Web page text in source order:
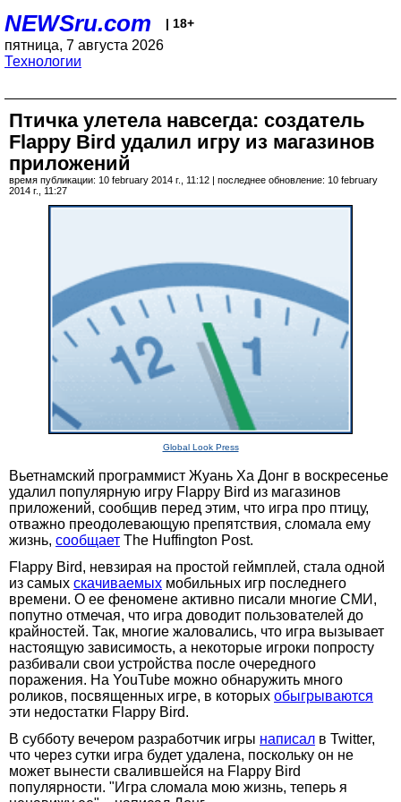
NEWSru.com | 18+
пятница, 7 августа 2026
Технологии
Птичка улетела навсегда: создатель
Flappy Bird удалил игру из магазинов
приложений
время публикации: 10 february 2014 г., 11:12 | последнее обновление: 10 february
2014 г., 11:27
Global Look Press
Вьетнамский программист Жуань Ха Донг в воскресенье
удалил популярную игру Flappy Bird из магазинов
приложений, сообщив перед этим, что игра про птицу,
отважно преодолевающую препятствия, сломала ему
жизнь, сообщает The Huffington Post.
Flappy Bird, невзирая на простой геймплей, стала одной
из самых скачиваемых мобильных игр последнего
времени. О ее феномене активно писали многие СМИ,
попутно отмечая, что игра доводит пользователей до
крайностей. Так, многие жаловались, что игра вызывает
настоящую зависимость, а некоторые игроки попросту
разбивали свои устройства после очередного
поражения. На YouTube можно обнаружить много
роликов, посвященных игре, в которых обыгрываются
эти недостатки Flappy Bird.
В субботу вечером разработчик игры написал в Twitter,
что через сутки игра будет удалена, поскольку он не
может вынести свалившейся на Flappy Bird
популярности. "Игра сломала мою жизнь, теперь я